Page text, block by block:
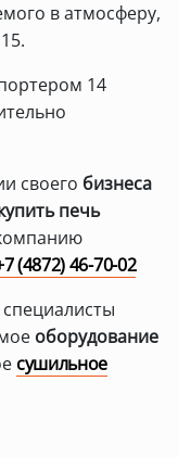
в атмосферу,
14
своего бизнеса
печь
(4872) 46-70-02
оборудование
сушильное